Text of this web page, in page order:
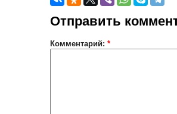
Отправить
Комментарий: *